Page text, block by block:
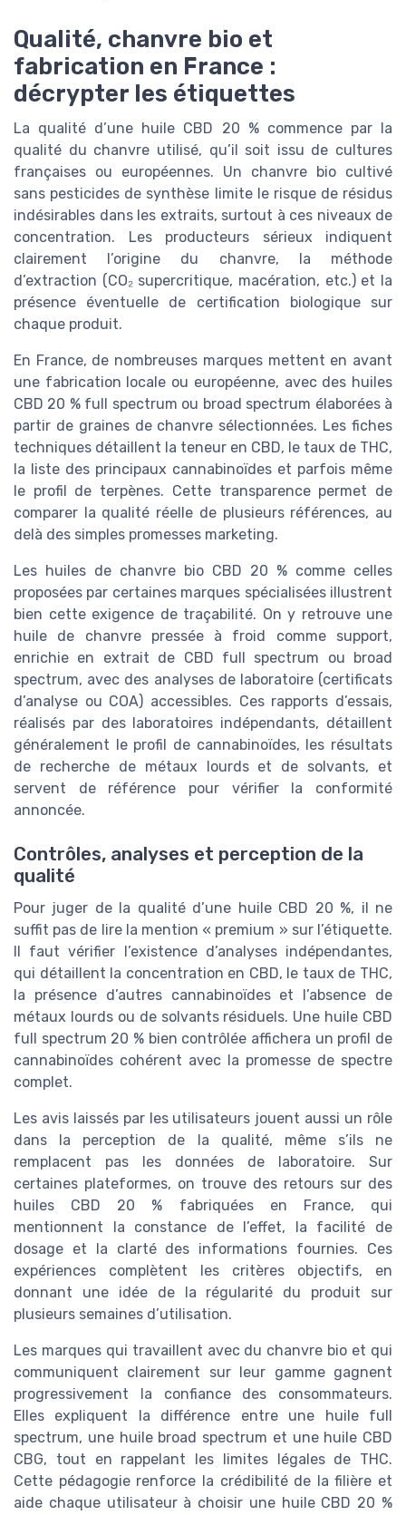
Qualité, chanvre bio et
fabrication en France :
décrypter les étiquettes
La qualité d’une huile CBD 20 % commence par la
qualité du chanvre utilisé, qu’il soit issu de cultures
françaises ou européennes. Un chanvre bio cultivé
sans pesticides de synthèse limite le risque de résidus
indésirables dans les extraits, surtout à ces niveaux de
concentration. Les producteurs sérieux indiquent
clairement l’origine du chanvre, la méthode
d’extraction (CO₂ supercritique, macération, etc.) et la
présence éventuelle de certification biologique sur
chaque produit.
En France, de nombreuses marques mettent en avant
une fabrication locale ou européenne, avec des huiles
CBD 20 % full spectrum ou broad spectrum élaborées à
partir de graines de chanvre sélectionnées. Les fiches
techniques détaillent la teneur en CBD, le taux de THC,
la liste des principaux cannabinoïdes et parfois même
le profil de terpènes. Cette transparence permet de
comparer la qualité réelle de plusieurs références, au
delà des simples promesses marketing.
Les huiles de chanvre bio CBD 20 % comme celles
proposées par certaines marques spécialisées illustrent
bien cette exigence de traçabilité. On y retrouve une
huile de chanvre pressée à froid comme support,
enrichie en extrait de CBD full spectrum ou broad
spectrum, avec des analyses de laboratoire (certificats
d’analyse ou COA) accessibles. Ces rapports d’essais,
réalisés par des laboratoires indépendants, détaillent
généralement le profil de cannabinoïdes, les résultats
de recherche de métaux lourds et de solvants, et
servent de référence pour vérifier la conformité
annoncée.
Contrôles, analyses et perception de la
qualité
Pour juger de la qualité d’une huile CBD 20 %, il ne
suffit pas de lire la mention « premium » sur l’étiquette.
Il faut vérifier l’existence d’analyses indépendantes,
qui détaillent la concentration en CBD, le taux de THC,
la présence d’autres cannabinoïdes et l’absence de
métaux lourds ou de solvants résiduels. Une huile CBD
full spectrum 20 % bien contrôlée affichera un profil de
cannabinoïdes cohérent avec la promesse de spectre
complet.
Les avis laissés par les utilisateurs jouent aussi un rôle
dans la perception de la qualité, même s’ils ne
remplacent pas les données de laboratoire. Sur
certaines plateformes, on trouve des retours sur des
huiles CBD 20 % fabriquées en France, qui
mentionnent la constance de l’effet, la facilité de
dosage et la clarté des informations fournies. Ces
expériences complètent les critères objectifs, en
donnant une idée de la régularité du produit sur
plusieurs semaines d’utilisation.
Les marques qui travaillent avec du chanvre bio et qui
communiquent clairement sur leur gamme gagnent
progressivement la confiance des consommateurs.
Elles expliquent la différence entre une huile full
spectrum, une huile broad spectrum et une huile CBD
CBG, tout en rappelant les limites légales de THC.
Cette pédagogie renforce la crédibilité de la filière et
aide chaque utilisateur à choisir une huile CBD 20 %